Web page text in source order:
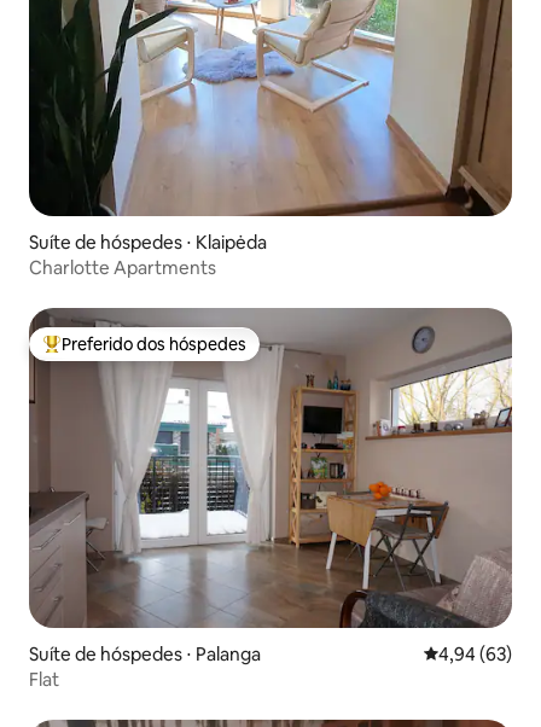
Suíte de hóspedes ⋅ Klaipėda
Charlotte Apartments
Entre os melhores preferidos dos hóspedes
Preferido dos hóspedes
Suíte de hóspedes ⋅ Palanga 4,94 de uma
4,94 (63)
Flat